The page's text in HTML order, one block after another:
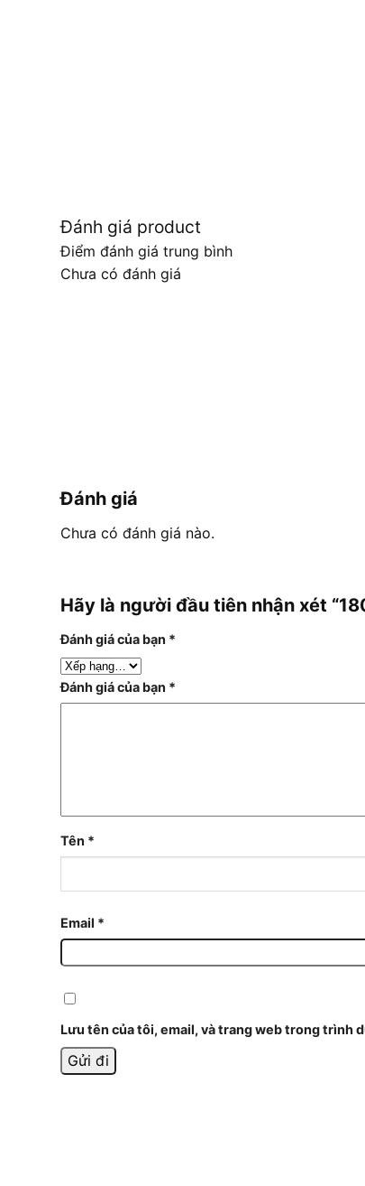
Đánh giá product
Điểm đánh giá trung bình
Chưa có đánh giá
Đánh giá
Chưa có đánh giá nào.
Hãy là người đầu tiên nhận xét
Đánh giá của bạn *
Đánh giá của bạn *
Tên *
Email *
Lưu tên của tôi, email, và trang web trong trình